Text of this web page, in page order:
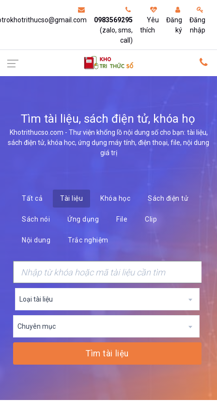
0983569295
(zalo, sms,
call)
Yêu
thích
Đăng
ký
Đăng
nhập
Tìm tài liệu, sách điện tử, khóa học,
Khotrithucso.com - Thư viện khổng lồ nội dung số cho bạn: tài liệu,
sách điện tử, khóa học, ứng dụng máy tính, điện thoại, file, nội dung
giá trị
Tất cả Tài liệu Khóa học Sách điện tử
Sách nói Ứng dụng File Clip
Nội dung Trắc nghiệm
Loại tài liệu
Chuyên mục
Tìm tài liệu